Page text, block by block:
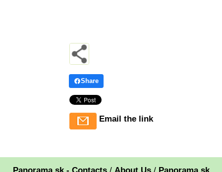
Share
Email the link